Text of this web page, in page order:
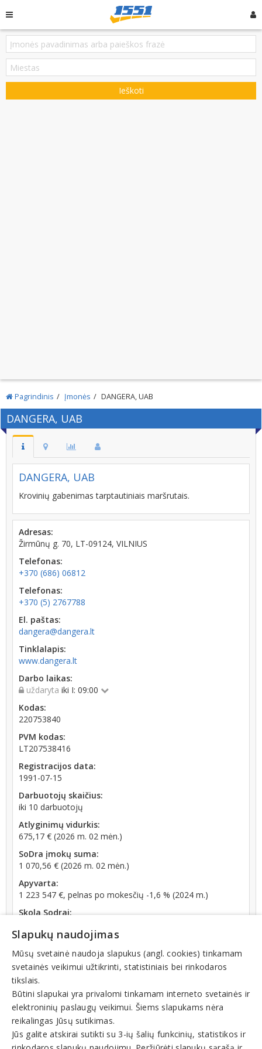
Ieškoti
Pagrindinis Įmonės DANGERA, UAB
DANGERA, UAB
DANGERA, UAB
Krovinių gabenimas tarptautiniais maršrutais.
Adresas:
Žirmūnų g. 70, LT-09124, VILNIUS
Telefonas:
+370 (686) 06812
Telefonas:
+370 (5) 2767788
El. paštas:
dangera@dangera.lt
Tinklalapis:
www.dangera.lt
Darbo laikas:
uždaryta iki I: 09:00
Kodas:
220753840
PVM kodas:
LT207538416
Registracijos data:
1991-07-15
Darbuotojų skaičius:
iki 10 darbuotojų
Atlyginimų vidurkis:
675,17 € (2026 m. 02 mėn.)
SoDra įmokų suma:
1 070,56 € (2026 m. 02 mėn.)
Apyvarta:
1 223 547 €, pelnas po mokesčių -1,6 % (2024 m.)
Skola Sodrai:
Veiklos sritys
Slapukų naudojimas
Mūsų svetainė naudoja slapukus (angl. cookies) tinkamam
svetainės veikimui užtikrinti, statistiniais bei rinkodaros
tikslais.
Būtini slapukai yra privalomi tinkamam interneto svetainės ir
elektroninių paslaugų veikimui. Šiems slapukams nėra
reikalingas Jūsų sutikimas.
Jūs galite atskirai sutikti su 3-ių šalių funkcinių, statistikos ir